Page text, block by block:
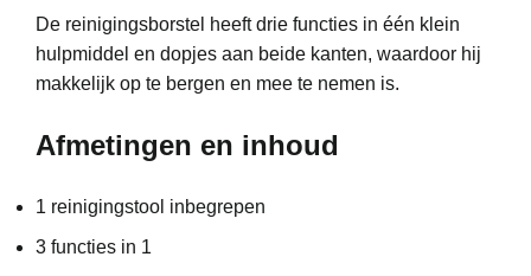
De reinigingsborstel heeft drie functies in één klein
hulpmiddel en dopjes aan beide kanten, waardoor hij
makkelijk op te bergen en mee te nemen is.
Afmetingen en inhoud
1 reinigingstool inbegrepen
3 functies in 1